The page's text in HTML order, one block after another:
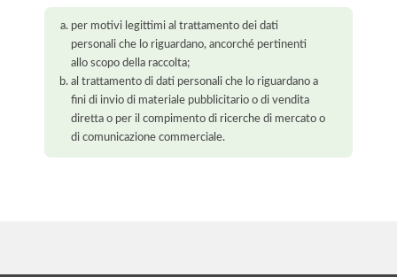
per motivi legittimi al trattamento dei dati
personali che lo riguardano, ancorché pertinenti
allo scopo della raccolta;
al trattamento di dati personali che lo riguardano a
fini di invio di materiale pubblicitario o di vendita
diretta o per il compimento di ricerche di mercato o
di comunicazione commerciale.